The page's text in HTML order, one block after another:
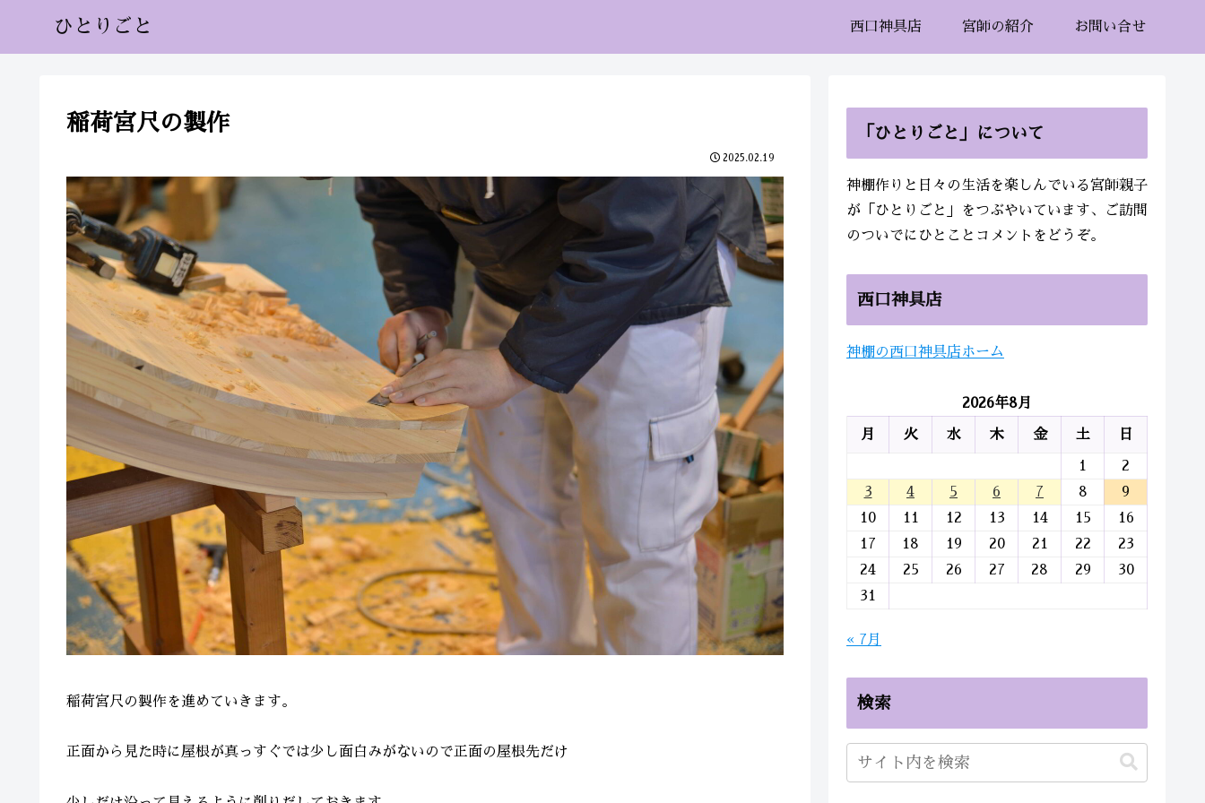
ひとりごと 西口神具店 宮師の紹介 お問い合せ
稲荷宮尺の製作
2025.02.19
稲荷宮尺の製作を進めていきます。
正面から見た時に屋根が真っすぐでは少し面白みがないので正面の屋根先だけ
「ひとりごと」について
神棚作りと日々の生活を楽しんでいる宮師親子
が「ひとりごと」をつぶやいています、ご訪問
のついでにひとことコメントをどうぞ。
西口神具店
神棚の西口神具店ホーム
2026年8月
月 火 水 木 金 土 日
1
2
3
4 5 6 7 8
9
10
11 12 13 14 15
16
17
18 19 20 21 22
23
24
25 26 27 28 29
30
31
« 7月
検索